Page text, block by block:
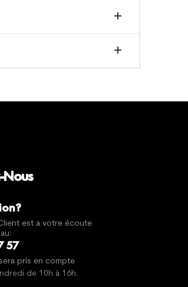
Nous
est a votre écoute
57
pris en compte
de 10h à 16h.